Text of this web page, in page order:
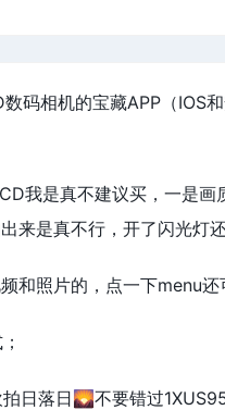
码相机的宝藏APP（IOS
我是真不建议买，一是
来是真不行，开了闪光灯
和照片的，点一下menu还
日落日🌄不要错过